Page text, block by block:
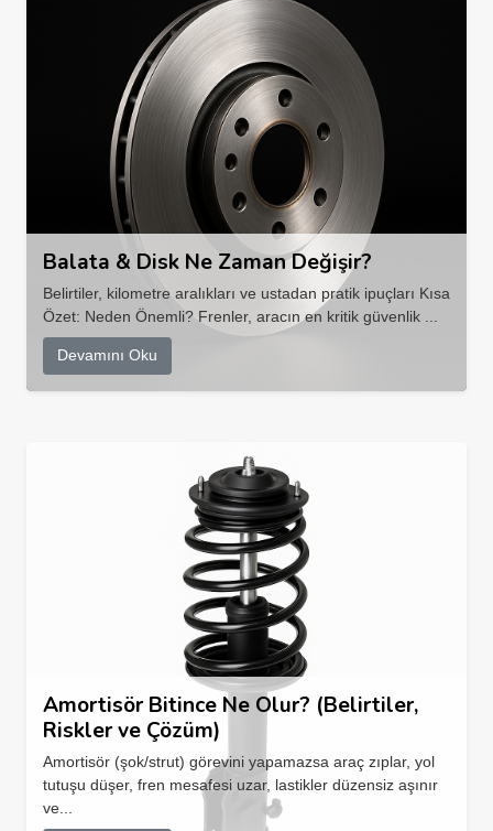
Balata & Disk Ne Zaman Değişir?
Belirtiler, kilometre aralıkları ve ustadan pratik ipuçları Kısa
Özet: Neden Önemli? Frenler, aracın en kritik güvenlik ...
Devamını Oku
Amortisör Bitince Ne Olur? (Belirtiler,
Riskler ve Çözüm)
Amortisör (şok/strut) görevini yapamazsa araç zıplar, yol
tutuşu düşer, fren mesafesi uzar, lastikler düzensiz aşınır
ve...